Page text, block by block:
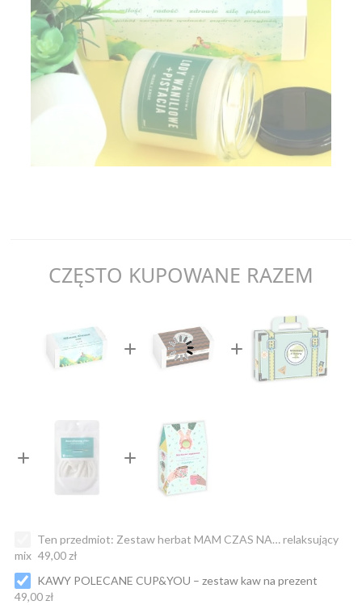
CZĘSTO KUPOWANE RAZEM
Ten przedmiot: Zestaw herbat MAM CZAS NA… relaksujący
mix 49,00 zł
KAWY POLECANE CUP&YOU – zestaw kaw na prezent
49,00 zł